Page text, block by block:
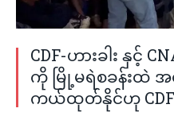
CDF-ဟားခါး နှင့်
ကို မြို့မရဲစခန်းထဲ အ
ကယ်ထုတ်နိုင်ဟု CDF